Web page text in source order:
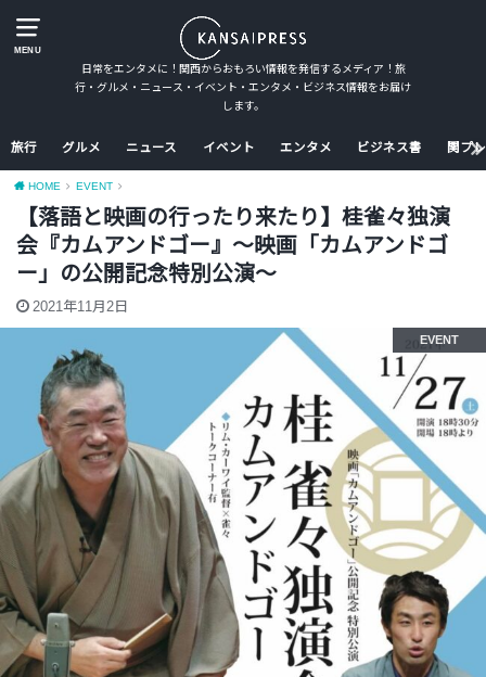
MENU
日常をエンタメに！関西からおもろい情報を発信するメディア！旅
行・グルメ・ニュース・イベント・エンタメ・ビジネス情報をお届け
します。
旅行 グルメ ニュース イベント エンタメ ビジネス書 関プ
HOME EVENT
【落語と映画の行ったり来たり】桂雀々独演
会『カムアンドゴー』〜映画「カムアンドゴ
ー」の公開記念特別公演〜
2021年11月2日
EVENT